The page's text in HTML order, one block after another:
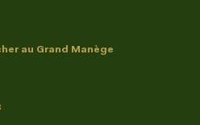
au Grand Manège